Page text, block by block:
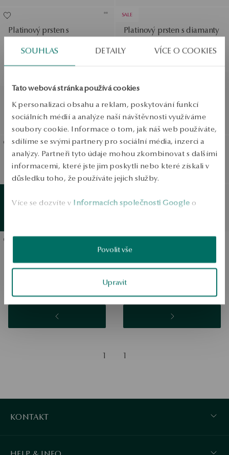
SOUHLAS DETAILY VÍCE O COOKIES
Tato webová stránka používá cookies
K personalizaci obsahu a reklam, poskytování funkcí
sociálních médií a analýze naší návštěvnosti využíváme
soubory cookie. Informace o tom, jak náš web používáte,
sdílíme se svými partnery pro sociální média, inzerci a
analýzy. Partneři tyto údaje mohou zkombinovat s dalšími
informacemi, které jste jim poskytli nebo které získali v
důsledku toho, že používáte jejich služby.
Více se dozvíte v Informacích společnosti Google o
Povolit vše
Upravit
Platinový prsten s
SALE
Platinový prsten s diamanty
Nejnižší cena za posledních
Platinový prsten se safírem
a diamanty
Platinový prsten s diamanty
Běžná cena:
Nejnižší cena za posledních
30 dní před slevou:
Platinový prsten s diamanty
Platinový snubní prsten -
Éternel
Zobrazit produkty
Platinový snubní prsten -
diamanty - Éternel
1 1
KONTAKT